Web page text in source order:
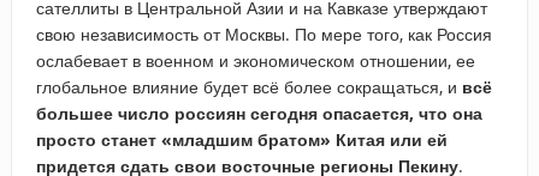
сателлиты в Центральной Азии и на Кавказе утверждают
свою независимость от Москвы. По мере того, как Россия
ослабевает в военном и экономическом отношении, ее
глобальное влияние будет всё более сокращаться, и всё
большее число россиян сегодня опасается, что она
просто станет «младшим братом» Китая или ей
придется сдать свои восточные регионы Пекину.